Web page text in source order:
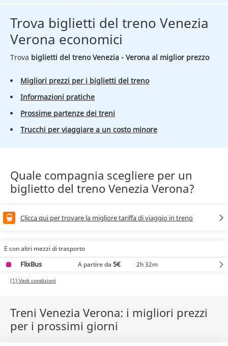
Trova biglietti del treno Venezia
Verona economici
Trova biglietti del treno Venezia - Verona al miglior prezzo
Migliori prezzi per i biglietti del treno
Informazioni pratiche
Prossime partenze dei treni
Trucchi per viaggiare a un costo minore
Quale compagnia scegliere per un
biglietto del treno Venezia Verona?
Clicca qui per trovare la migliore tariffa di viaggio in treno
E con altri mezzi di trasporto
FlixBus A partire da 5€ 2h 32m
(1) Vedi condizioni
Treni Venezia Verona: i migliori prezzi
per i prossimi giorni